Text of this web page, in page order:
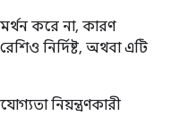
করে না, কারণ
নির্দিষ্ট, অথবা এটি
নিয়ন্ত্রণকারী